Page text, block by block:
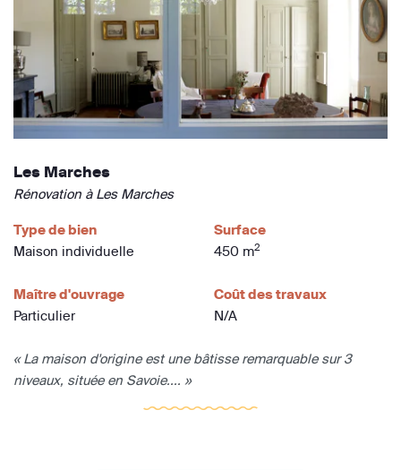
Les Marches
Rénovation à Les Marches
Type de bien
Maison individuelle
Surface
450 m2
Maître d'ouvrage
Particulier
Coût des travaux
N/A
« La maison d'origine est une bâtisse remarquable sur 3
niveaux, située en Savoie.... »